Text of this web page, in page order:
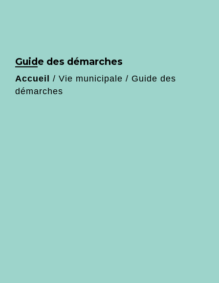
Guide des démarches
Accueil / Vie municipale / Guide des
démarches